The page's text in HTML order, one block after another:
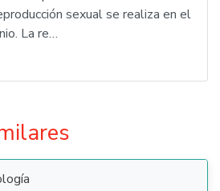
sexual se realiza en el
La re…